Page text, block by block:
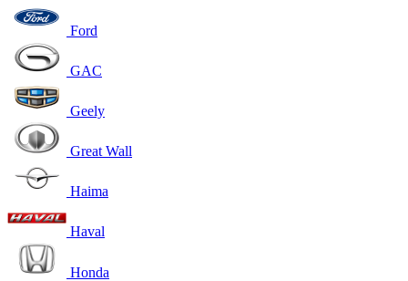
Ford
GAC
Geely
Great Wall
Haima
Haval
Honda